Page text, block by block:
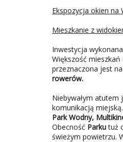
Ekspozycja okien na
Mieszkanie z
Inwestycja
Większość
przeznaczona jest na
rowerów.
Niebywałym
komunikacją
Park Wodny,
Obecność Parkutuż
świeżym powietrzu.